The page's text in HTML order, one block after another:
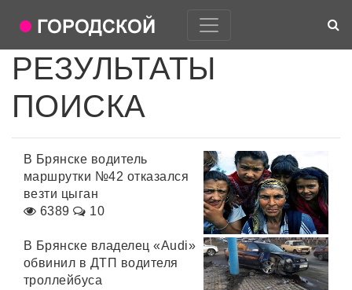
РЕЗУЛЬТАТЫ
ПОИСКА
В Брянске водитель
маршрутки №42 отказался
везти цыган
6389
10
В Брянске владелец «Audi»
обвинил в ДТП водителя
троллейбуса